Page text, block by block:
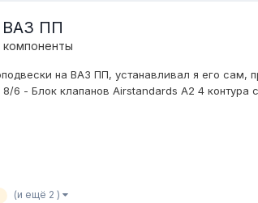
ВАЗ ПП
на ВАЗ ПП, устанавливал я его
6 - Блок клапанов Airstandards A2 4 контура
(и ещё 2 )